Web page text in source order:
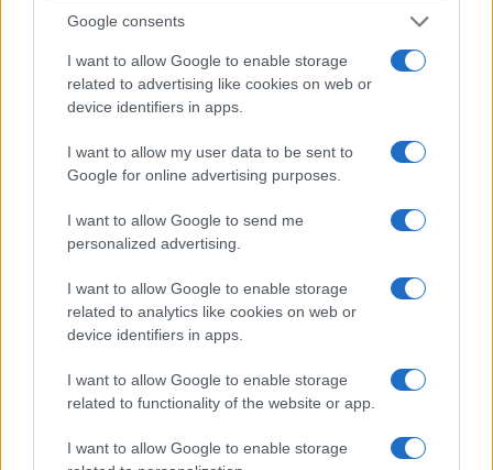
Google consents
I want to allow Google to enable storage
related to advertising like cookies on web or
device identifiers in apps.
I want to allow my user data to be sent to
Google for online advertising purposes.
I want to allow Google to send me
personalized advertising.
I want to allow Google to enable storage
related to analytics like cookies on web or
device identifiers in apps.
I want to allow Google to enable storage
related to functionality of the website or app.
I want to allow Google to enable storage
Scoperte carcasse di moto e motori in container
destinati al Senegal
Muniain brilla in maglia blu e granata.
sconfitto il Rayo ai rigori.
Palinsesti Sky 2026-2027: calendario completo tra
calcio, basket, tennis, ciclismo, motori, Formula 1,
MotoGP e Olimpiadi. Le ultime news dalle competizioni